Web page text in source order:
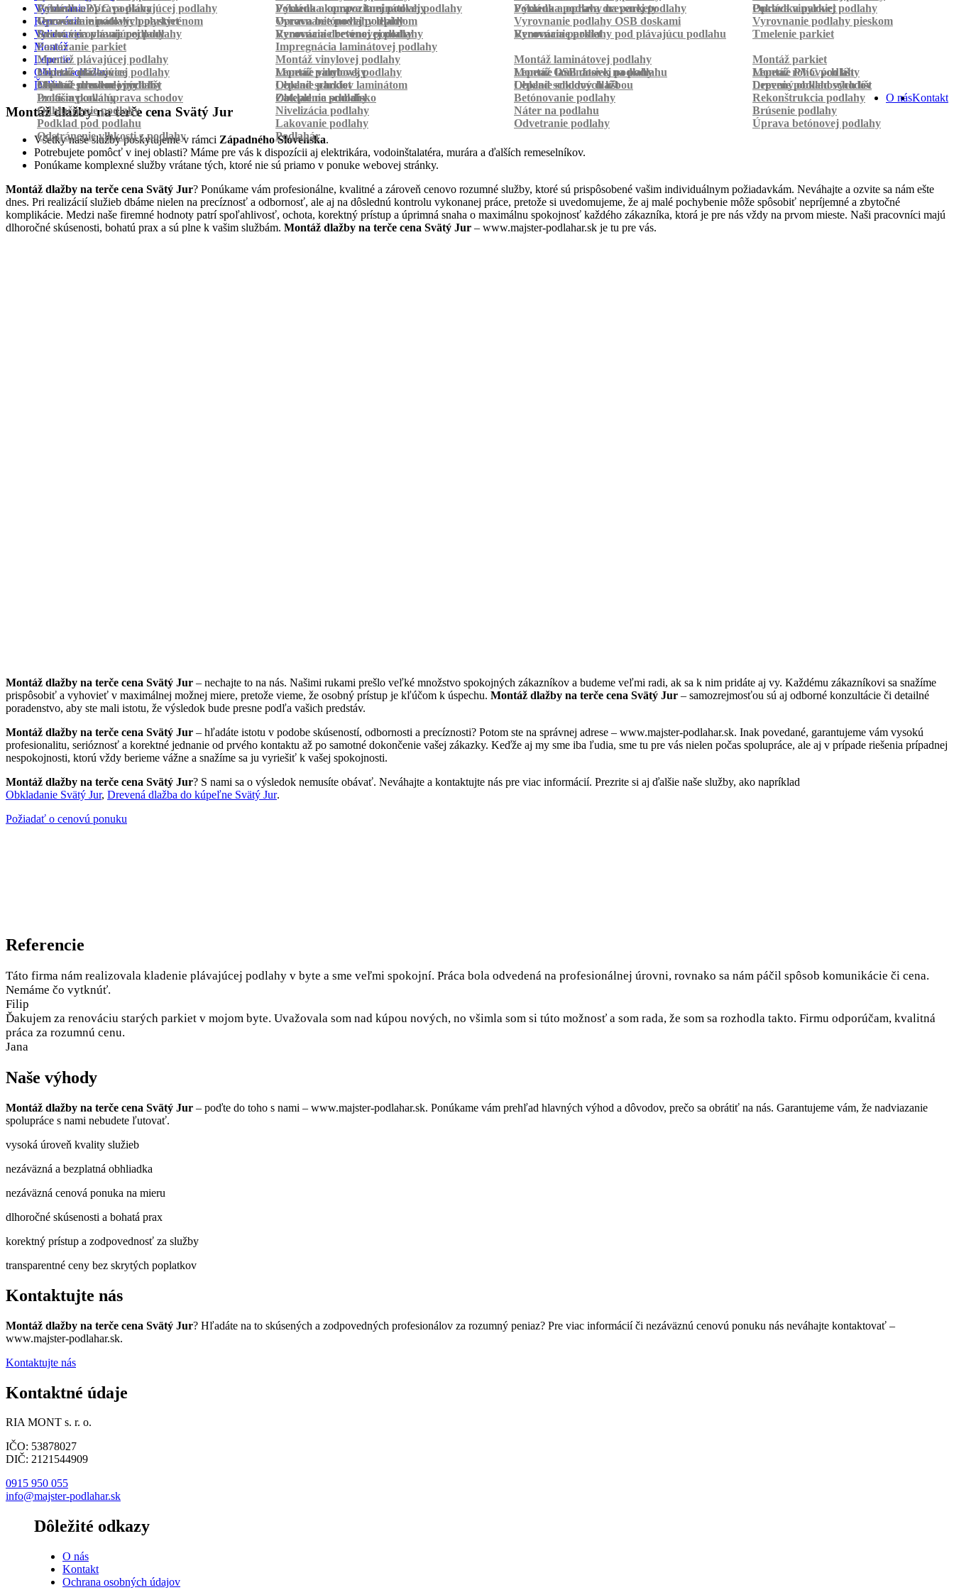
Pokládka PVC podlahy
Pokládka kompozitnej podlahy Pokládka podlahy na parkety Pokládka parkiet
Výmena a oprava plávajúcej podlahy
Výmena a oprava laminátovej podlahy Výmena a oprava drevenej podlahy
Oprava vinylovej podlahy
Oprava laminátových parkiet
Oprava betónovej podlahy
Vyrovnanie
Vyrovnanie podlahy polystyrénom
Vyrovnanie podlahy lepidlom Vyrovnanie podlahy OSB doskami
Vyrovnanie podlahy pieskom
Suché vyrovnanie podlahy
Vyrovnanie betónovej podlahy Vyrovnanie podlahy pod plávajúcu podlahu
Renovácia
Renovácia plávajúcej podlahy
Renovácia drevenej podlahy Renovácia parkiet
Tmelenie parkiet
Pastovanie parkiet
Impregnácia laminátovej podlahy
Vylievanie
Montáž
Montáž plávajúcej podlahy
Montáž vinylovej podlahy Montáž laminátovej podlahy
Montáž parkiet
Montáž dlážkovice
Montáž palubovky Montáž OSB dosiek na podlahu
Montáž rohových líšt
Montáž prechodových líšt
Lepenie
Lepenie plávajúcej podlahy
Lepenie vinylovej podlahy Lepenie laminátovej podlahy
Lepenie PVC podlahy
Lepenie drevenej podlahy
Lepenie parkiet Lepenie soklových líšt Lepenie podlahových líšt
Obklad schodov
Obklad schodov vinylom
Obklad schodov laminátom Obklad schodov dlažbou
Drevený obklad schodov
Protišmyková úprava schodov
Obklad na schodisko
Ďalšie
Izolácia podlahy
Zateplenie podlahy Betónovanie podlahy
Rekonštrukcia podlahy
Odhlučnenie podlahy
Nivelizácia podlahy Náter na podlahu
Brúsenie podlahy
Podklad pod podlahu
Lakovanie podlahy Odvetranie podlahy
Úprava betónovej podlahy
Odstránenie vlhkosti z podlahy
Podlahár
Kontakt
O nás
Montáž dlažby na terče cena Svätý Jur
Všetky naše služby poskytujeme v rámci Západného Slovenska.
Potrebujete pomôcť v inej oblasti? Máme pre vás k dispozícii aj elektrikára, vodoinštalatéra, murára a ďalších remeselníkov.
Ponúkame komplexné služby vrátane tých, ktoré nie sú priamo v ponuke webovej stránky.
Montáž dlažby na terče cena Svätý Jur? Ponúkame vám profesionálne, kvalitné a zároveň cenovo rozumné služby, ktoré sú prispôsobené vašim individuálnym požiadavkám. Neváhajte a ozvite sa nám ešte
dnes. Pri realizácií služieb dbáme nielen na precíznosť a odbornosť, ale aj na dôslednú kontrolu vykonanej práce, pretože si uvedomujeme, že aj malé pochybenie môže spôsobiť nepríjemné a zbytočné
komplikácie. Medzi naše firemné hodnoty patrí spoľahlivosť, ochota, korektný prístup a úprimná snaha o maximálnu spokojnosť každého zákazníka, ktorá je pre nás vždy na prvom mieste. Naši pracovníci majú
dlhoročné skúsenosti, bohatú prax a sú plne k vašim službám. Montáž dlažby na terče cena Svätý Jur – www.majster-podlahar.sk je tu pre vás.
Montáž dlažby na terče cena Svätý Jur – nechajte to na nás. Našimi rukami prešlo veľké množstvo spokojných zákazníkov a budeme veľmi radi, ak sa k nim pridáte aj vy. Každému zákazníkovi sa snažíme
prispôsobiť a vyhovieť v maximálnej možnej miere, pretože vieme, že osobný prístup je kľúčom k úspechu. Montáž dlažby na terče cena Svätý Jur – samozrejmosťou sú aj odborné konzultácie či detailné
poradenstvo, aby ste mali istotu, že výsledok bude presne podľa vašich predstáv.
Montáž dlažby na terče cena Svätý Jur – hľadáte istotu v podobe skúseností, odbornosti a precíznosti? Potom ste na správnej adrese – www.majster-podlahar.sk. Inak povedané, garantujeme vám vysokú
profesionalitu, serióznosť a korektné jednanie od prvého kontaktu až po samotné dokončenie vašej zákazky. Keďže aj my sme iba ľudia, sme tu pre vás nielen počas spolupráce, ale aj v prípade riešenia prípadnej
nespokojnosti, ktorú vždy berieme vážne a snažíme sa ju vyriešiť k vašej spokojnosti.
Montáž dlažby na terče cena Svätý Jur? S nami sa o výsledok nemusíte obávať. Neváhajte a kontaktujte nás pre viac informácií. Prezrite si aj ďalšie naše služby, ako napríklad
Obkladanie Svätý Jur, Drevená dlažba do kúpeľne Svätý Jur.
Požiadať o cenovú ponuku
Referencie
Táto firma nám realizovala kladenie plávajúcej podlahy v byte a sme veľmi spokojní. Práca bola odvedená na profesionálnej úrovni, rovnako sa nám páčil spôsob komunikácie či cena.
Nemáme čo vytknúť.
Filip
Ďakujem za renováciu starých parkiet v mojom byte. Uvažovala som nad kúpou nových, no všimla som si túto možnosť a som rada, že som sa rozhodla takto. Firmu odporúčam, kvalitná
práca za rozumnú cenu.
Jana
Naše výhody
Montáž dlažby na terče cena Svätý Jur – poďte do toho s nami – www.majster-podlahar.sk. Ponúkame vám prehľad hlavných výhod a dôvodov, prečo sa obrátiť na nás. Garantujeme vám, že nadviazanie
spolupráce s nami nebudete ľutovať.
vysoká úroveň kvality služieb
nezáväzná a bezplatná obhliadka
nezáväzná cenová ponuka na mieru
dlhoročné skúsenosti a bohatá prax
korektný prístup a zodpovednosť za služby
transparentné ceny bez skrytých poplatkov
Kontaktujte nás
Montáž dlažby na terče cena Svätý Jur? Hľadáte na to skúsených a zodpovedných profesionálov za rozumný peniaz? Pre viac informácií či nezáväznú cenovú ponuku nás neváhajte kontaktovať –
www.majster-podlahar.sk.
Kontaktujte nás
Kontaktné údaje
RIA MONT s. r. o.
IČO: 53878027
DIČ: 2121544909
0915 950 055
info@majster-podlahar.sk
Dôležité odkazy
O nás
Kontakt
Ochrana osobných údajov